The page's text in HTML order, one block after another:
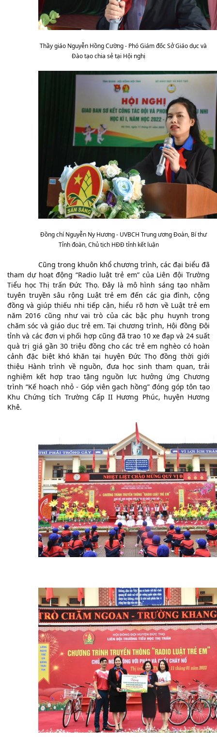
Thầy giáo Nguyễn Hồng Cường - Phó Giám đốc Sở Giáo dục và
Đào tạo chia sẻ tại Hội nghị
Đồng chí Nguyễn Ny Hương - UVBCH Trung ương Đoàn, Bí thư
Tỉnh đoàn, Chủ tịch HĐĐ tỉnh kết luận
Cũng trong khuôn khổ chương trình, các đại biểu đã
tham dự hoạt động “Radio luật trẻ em” của Liên đội Trường
Tiểu học Thị trấn Đức Thọ. Đây là mô hình sáng tạo nhằm
tuyên truyền sâu rộng Luật trẻ em đến các gia đình, cộng
đồng và giúp thiếu nhi tiếp cận, hiểu rõ hơn về Luật trẻ em
năm 2016 cũng như vai trò của các bậc phụ huynh trong
chăm sóc và giáo dục trẻ em. Tại chương trình, Hội đồng Đội
tỉnh và các đơn vị phối hợp cũng đã trao 10 xe đạp và 24 suất
quà trị giá gần 30 triệu đồng cho các trẻ em nghèo có hoàn
cảnh đặc biệt khó khăn tại huyện Đức Thọ đồng thời giới
thiệu Hành trình về nguồn, đưa học sinh tham quan, trải
nghiệm kết hợp trao tặng nguồn lực hưởng ứng Chương
trình “Kế hoạch nhỏ - Góp viên gạch hồng” đóng góp tôn tạo
Khu Chứng tích Trường Cấp II Hương Phúc, huyện Hương
Khê.